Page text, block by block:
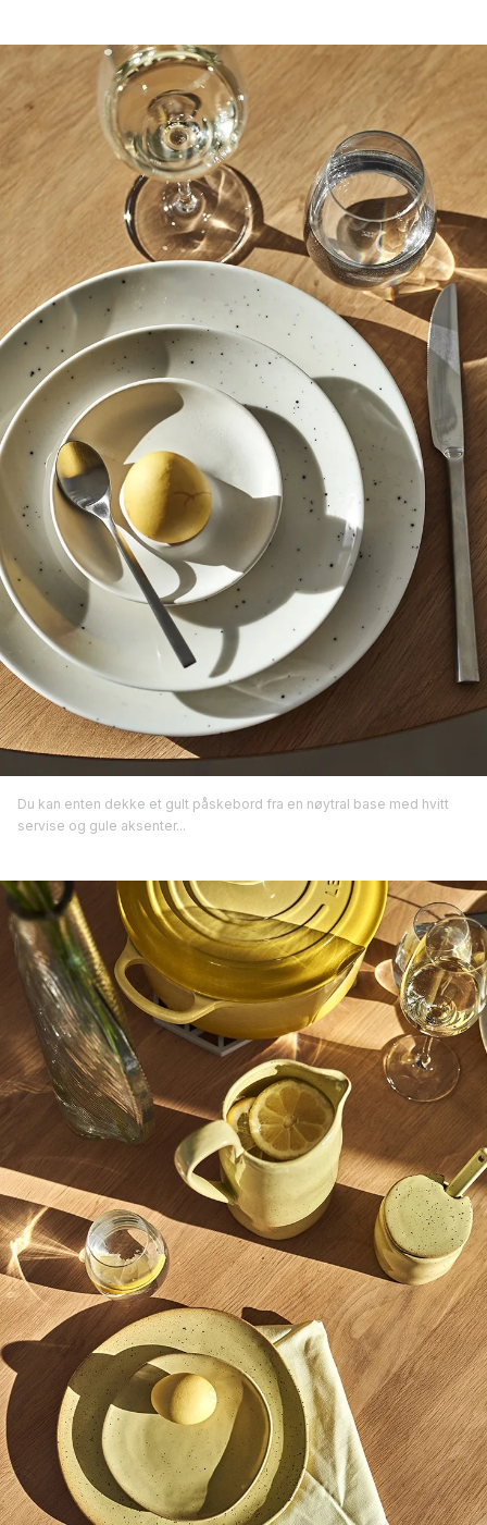
Du kan enten dekke et gult påskebord fra en nøytral base med hvitt
servise og gule aksenter...